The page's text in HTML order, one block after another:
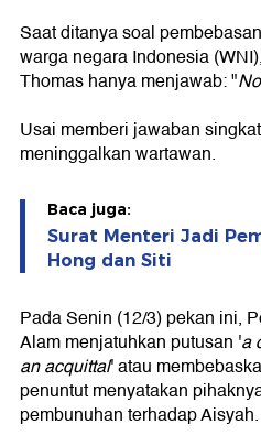
Saat ditanya soal pembebasan
warga negara Indonesia
Thomas hanya menjawab: "
Usai memberi jawaban
meninggalkan wartawan.
Baca juga:
Surat Menteri Jadi
Hong dan Siti
Pada Senin (12/3) pekan ini,
Alam menjatuhkan putusan 'a
an acquittal' atau
penuntut menyatakan
pembunuhan terhadap Aisyah.